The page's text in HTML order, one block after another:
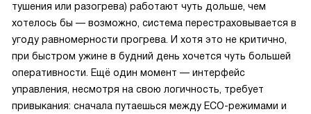
тушения или разогрева) работают чуть дольше, чем
хотелось бы — возможно, система перестраховывается в
угоду равномерности прогрева. И хотя это не критично,
при быстром ужине в будний день хочется чуть большей
оперативности. Ещё один момент — интерфейс
управления, несмотря на свою логичность, требует
привыкания: сначала путаешься между ECO-режимами и